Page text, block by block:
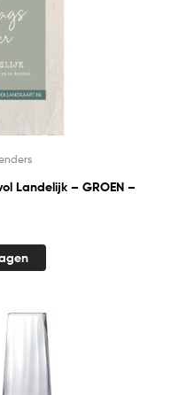
Landelijk – GROEN –